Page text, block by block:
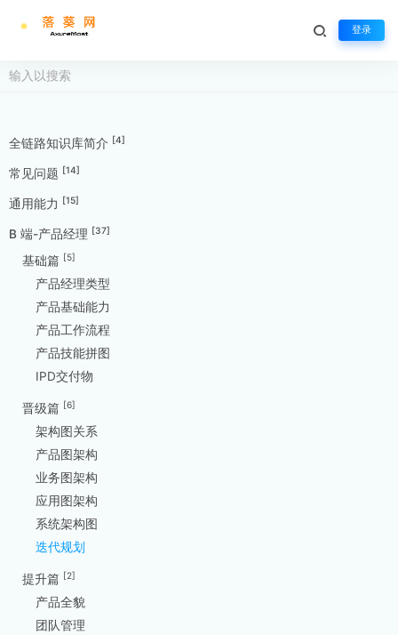
登录
全链路知识库简介 [4]
常见问题 [14]
通用能力 [15]
B 端-产品经理 [37]
基础篇 [5]
产品经理类型
产品基础能力
产品工作流程
产品技能拼图
IPD交付物
晋级篇 [6]
架构图关系
产品图架构
业务图架构
应用图架构
系统架构图
迭代规划
提升篇 [2]
产品全貌
团队管理